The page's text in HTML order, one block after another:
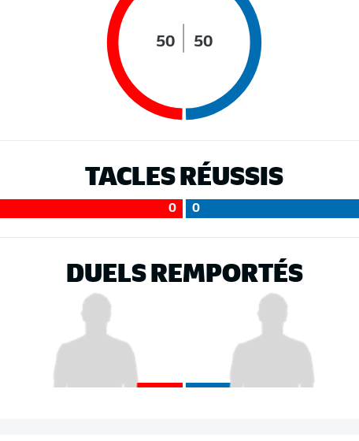
50 50
TACLES RÉUSSIS
0 0
DUELS REMPORTÉS